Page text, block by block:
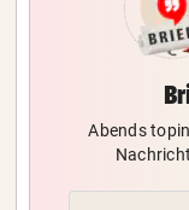
Abends